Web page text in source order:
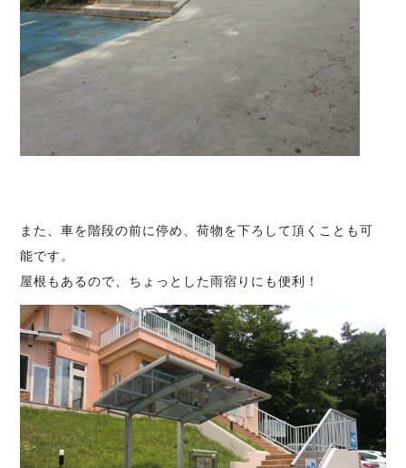
また、車を階段の前に停め、荷物を下ろして頂くことも可
能です。
屋根もあるので、ちょっとした雨宿りにも便利！